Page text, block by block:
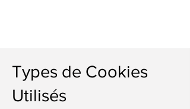
​​Types de Cookies
Utilisés